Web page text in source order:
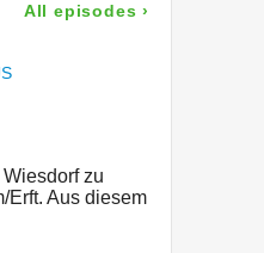
All episodes ›
zu
Erft. Aus diesem